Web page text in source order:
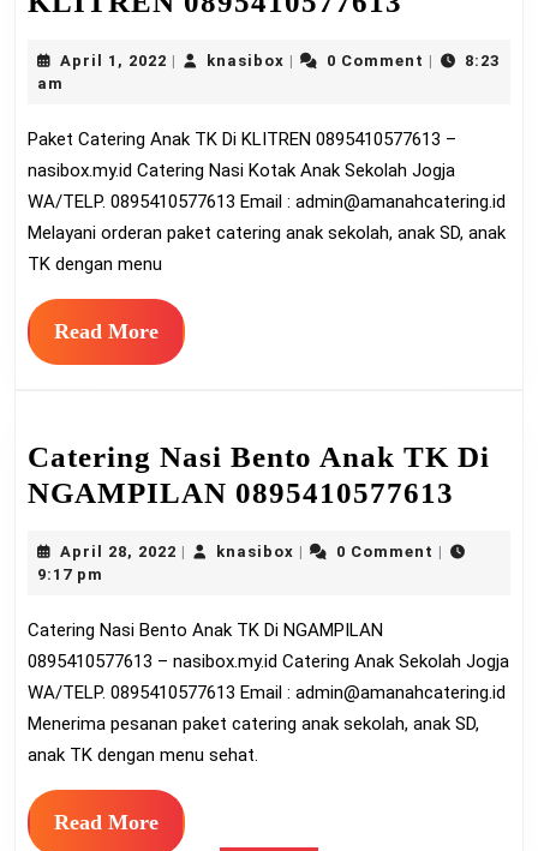
Anak
Di
April 1, 2022 Aprilknasiboxknasibox0 Comment
8:23
am
Paket Catering Anak TK Di KLITREN 0895410577613 –
nasibox.my.id Catering Nasi Kotak Anak Sekolah Jogja
WA/TELP. 0895410577613 Email : admin@amanahcatering.id
Melayani orderan paket catering anak sekolah, anak SD, anak
TK dengan menu
Read MoreRead
More
Catering Nasi Bento Anak TK Di
NGAMPILAN 0895410577613
Bento
Di
April 28, 2022 Aprilknasiboxknasibox0 Comment
9:17 pm
Catering Nasi Bento Anak TK Di NGAMPILAN
0895410577613 – nasibox.my.id Catering Anak Sekolah Jogja
WA/TELP. 0895410577613 Email : admin@amanahcatering.id
Menerima pesanan paket catering anak sekolah, anak SD,
anak TK dengan menu sehat.
Read MoreRead